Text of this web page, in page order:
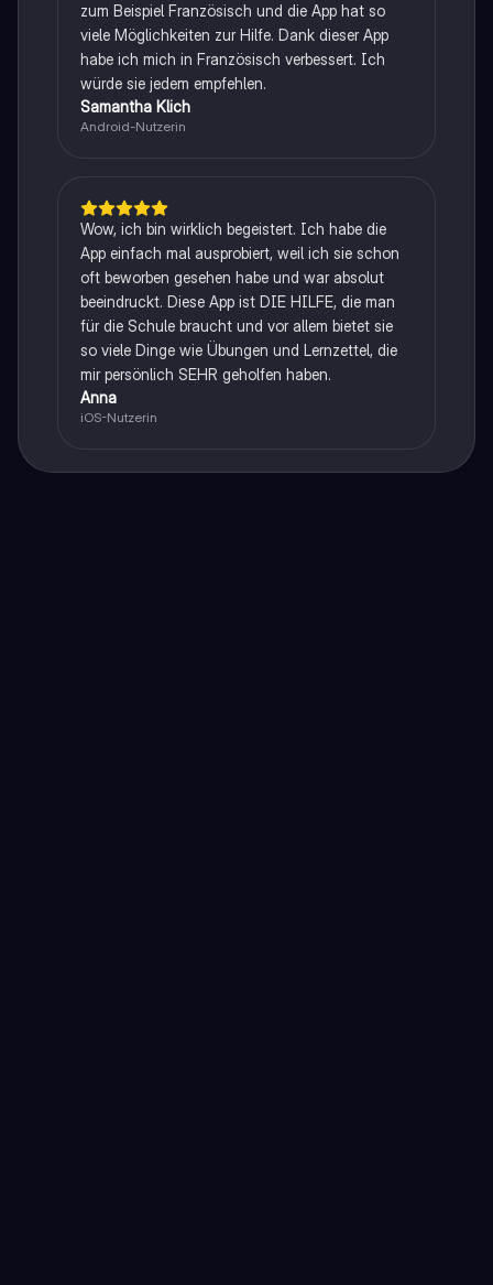
zum Beispiel Französisch und die App hat so
viele Möglichkeiten zur Hilfe. Dank dieser App
habe ich mich in Französisch verbessert. Ich
würde sie jedem empfehlen.
Samantha Klich
Android-Nutzerin
Wow, ich bin wirklich begeistert. Ich habe die
App einfach mal ausprobiert, weil ich sie schon
oft beworben gesehen habe und war absolut
beeindruckt. Diese App ist DIE HILFE, die man
für die Schule braucht und vor allem bietet sie
so viele Dinge wie Übungen und Lernzettel, die
mir persönlich SEHR geholfen haben.
Anna
iOS-Nutzerin